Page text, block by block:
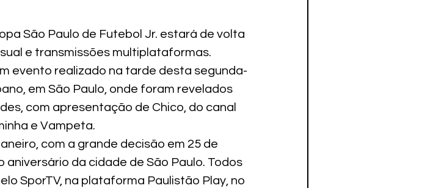
São Paulo de Futebol Jr. estará de volta
e transmissões multiplataformas.
evento realizado na tarde desta segunda-
em São Paulo, onde foram revelados
com apresentação de Chico, do canal
e Vampeta.
com a grande decisão em 25 de
da cidade de São Paulo. Todos
SporTV, na plataforma Paulistão Play, no